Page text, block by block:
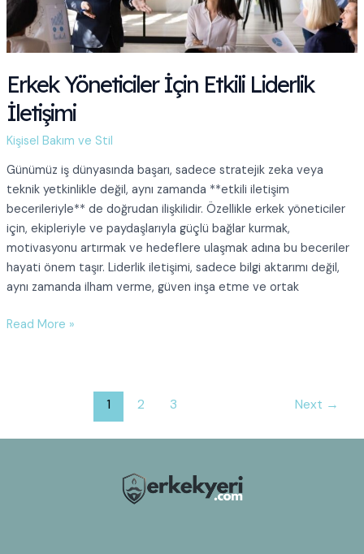
Ne
Giymeli?
Erkek Yöneticiler İçin Etkili Liderlik
İletişimi
Kişisel Bakım ve Stil
Günümüz iş dünyasında başarı, sadece stratejik zeka veya
teknik yetkinlikle değil, aynı zamanda **etkili iletişim
becerileriyle** de doğrudan ilişkilidir. Özellikle erkek yöneticiler
için, ekipleriyle ve paydaşlarıyla güçlü bağlar kurmak,
motivasyonu artırmak ve hedeflere ulaşmak adına bu beceriler
hayati önem taşır. Liderlik iletişimi, sadece bilgi aktarımı değil,
aynı zamanda ilham verme, güven inşa etme ve ortak
Erkek
Read More »
1 2 3 Next →